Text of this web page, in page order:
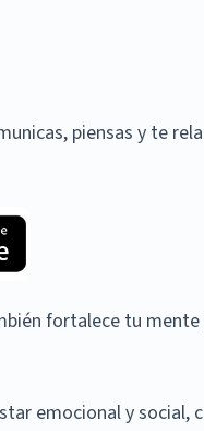
piensas y te
fortalece tu
emocional y social,